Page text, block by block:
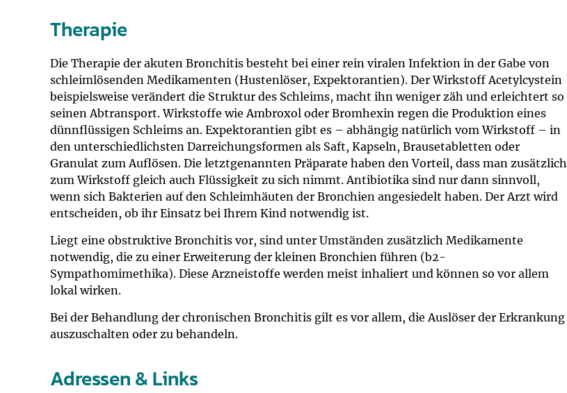
Therapie
Die Therapie der akuten Bronchitis besteht bei einer rein viralen Infektion in der Gabe von
schleimlösenden Medikamenten (Hustenlöser, Expektorantien). Der Wirkstoff Acetylcystein
beispielsweise verändert die Struktur des Schleims, macht ihn weniger zäh und erleichtert so
seinen Abtransport. Wirkstoffe wie Ambroxol oder Bromhexin regen die Produktion eines
dünnflüssigen Schleims an. Expektorantien gibt es – abhängig natürlich vom Wirkstoff – in
den unterschiedlichsten Darreichungsformen als Saft, Kapseln, Brausetabletten oder
Granulat zum Auflösen. Die letztgenannten Präparate haben den Vorteil, dass man zusätzlich
zum Wirkstoff gleich auch Flüssigkeit zu sich nimmt. Antibiotika sind nur dann sinnvoll,
wenn sich Bakterien auf den Schleimhäuten der Bronchien angesiedelt haben. Der Arzt wird
entscheiden, ob ihr Einsatz bei Ihrem Kind notwendig ist.
Liegt eine obstruktive Bronchitis vor, sind unter Umständen zusätzlich Medikamente
notwendig, die zu einer Erweiterung der kleinen Bronchien führen (b2-
Sympathomimethika). Diese Arzneistoffe werden meist inhaliert und können so vor allem
lokal wirken.
Bei der Behandlung der chronischen Bronchitis gilt es vor allem, die Auslöser der Erkrankung
auszuschalten oder zu behandeln.
Adressen & Links